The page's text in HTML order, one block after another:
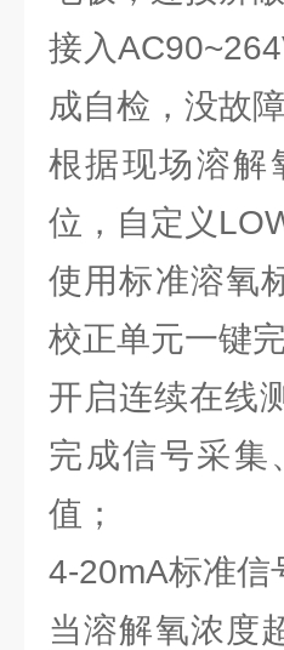
接入
成自检，没故
根据现场溶解
位，自定义
使用标准溶氧
校正单元一键
开启连续在线
完成信号采集
值；
4-20mA标准信
当溶解氧浓度